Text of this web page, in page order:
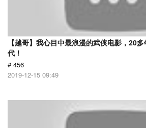
【越哥】我心目中最浪漫的武侠电影，20
代！
# 456
2019-12-15 09:49